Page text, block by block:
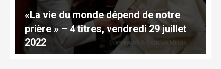
«La vie du monde dépend de notre
prière » – 4 titres, vendredi 29 juillet
2022